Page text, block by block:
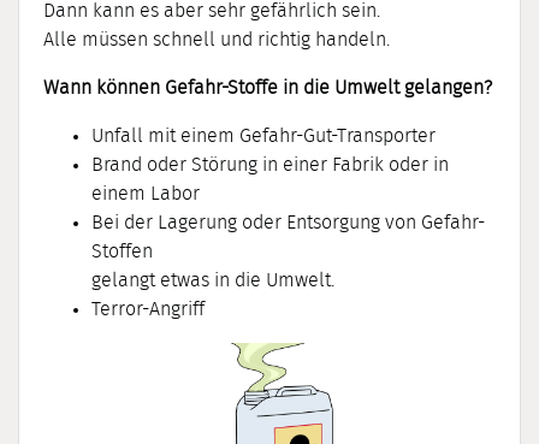
Dann kann es aber sehr gefährlich sein.
Alle müssen schnell und richtig handeln.
Wann können Gefahr-Stoffe in die Umwelt gelangen?
Unfall mit einem Gefahr-Gut-Transporter
Brand oder Störung in einer Fabrik oder in
einem Labor
Bei der Lagerung oder Entsorgung von Gefahr-
Stoffen
gelangt etwas in die Umwelt.
Terror-Angriff